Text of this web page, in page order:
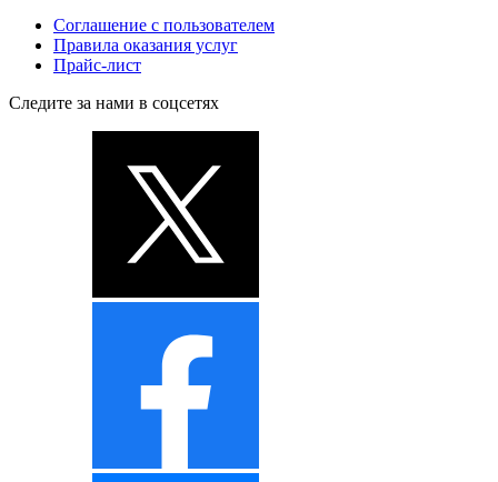
Соглашение с пользователем
Правила оказания услуг
Прайс-лист
Следите за нами в соцсетях